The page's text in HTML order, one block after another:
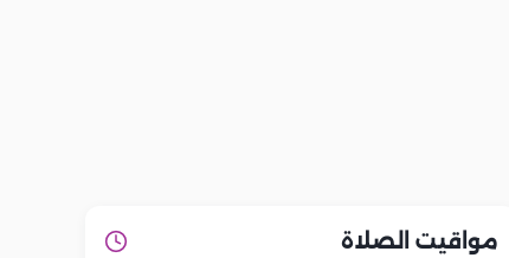
مواقيت الصلاة